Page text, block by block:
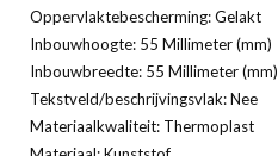
Oppervlaktebescherming: Gelakt
Inbouwhoogte: 55 Millimeter (mm)
Inbouwbreedte: 55 Millimeter (mm)
Tekstveld/beschrijvingsvlak: Nee
Materiaalkwaliteit: Thermoplast